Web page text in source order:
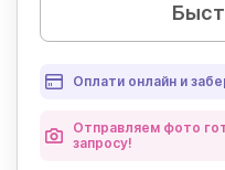
Оплати онлайн и
Отправляем фото
запросу!